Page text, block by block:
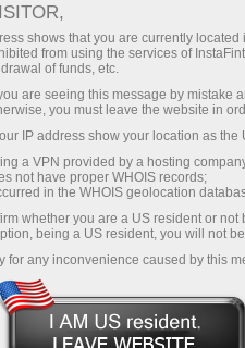
บทความวิเ
บัญชีซื้อขาย
บัญชีเดโม่
กลับสู่บทคว
shows that you are currently
from using the services of
of funds, etc.
are seeing this message by mistake
you must leave the website in
IP address show your location as the
a VPN provided by a hosting
not have proper WHOIS records;
in the WHOIS geolocation
whether you are a US resident or
being a US resident, you will not
for any inconvenience caused by this